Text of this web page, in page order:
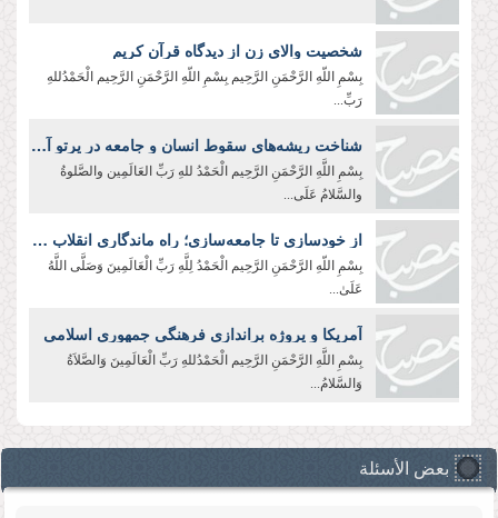
شخصیت والای زن از دیدگاه قرآن کریم
بِسْمِ اللّهِ الرَّحْمَنِ الرَّحِيم بِسْمِ اللّهِ الرَّحْمَنِ الرَّحِیم الْحَمْدُللهِ
رَبِّ...
شناخت ریشه‌های سقوط انسان و جامعه در پرتو آموزه‌های عاشورا
بِسْمِ اللَّهِ الرَّحْمَنِ الرَّحِیم الْحَمْدُ للهِ رَبِّ العَالَمِین والصَّلوةُ
والسَّلامُ عَلَی...
از خودسازی تا جامعه‌سازی؛ راه ماندگاری انقلاب اسلامی
بِسْمِ اللّهِ الرَّحْمَنِ الرَّحِيم الْحَمْدُ لِلَّهِ رَبِّ الْعَالَمِينَ وَصَلَّى اللَّهُ
عَلَىٰ...
آمریکا و پروژه براندازی فرهنگی جمهوری اسلامی
بِسْمِ اللَّهِ الرَّحْمَنِ الرَّحِیم الْحَمْدُللهِ رَبِّ الْعَالَمِینَ وَالصَّلاَةُ
وَالسَّلامُ...
بعض الأسئلة